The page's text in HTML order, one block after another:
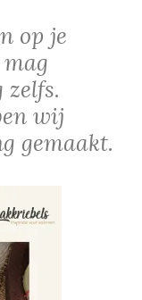
op je
wij
gemaakt.